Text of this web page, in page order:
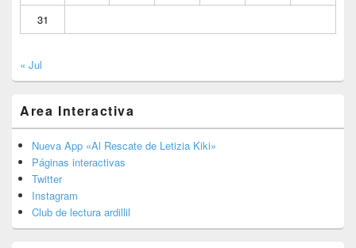
31
« Jul
Area Interactiva
Nueva App «Al Rescate de Letizia Kiki»
Páginas interactivas
Twitter
Instagram
Club de lectura ardillil